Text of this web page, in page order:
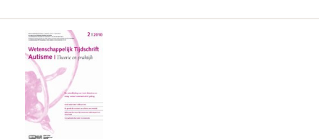
Annelies A. Spek
Laurie A. Stowe
Dr. A.A. Spek
Mw. A.A. Spek